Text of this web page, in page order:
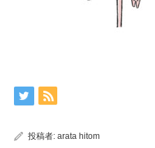
投稿者: arata hitom